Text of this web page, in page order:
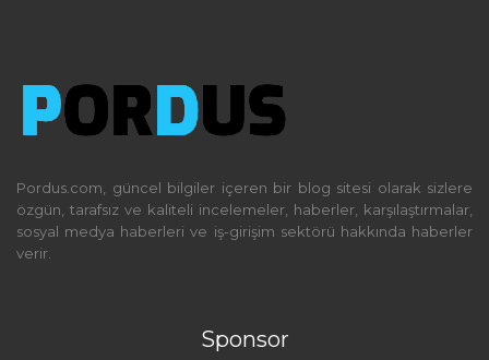
Pordus.com, güncel bilgiler içeren bir blog sitesi olarak sizlere
özgün, tarafsız ve kaliteli incelemeler, haberler, karşılaştırmalar,
sosyal medya haberleri ve iş-girişim sektörü hakkında haberler
verir.
Sponsor